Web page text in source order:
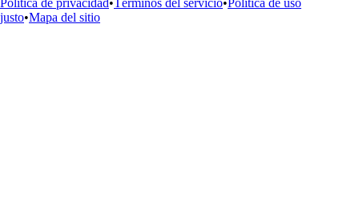
Política de privacidad•Términos del servicio•Política de uso
justo•Mapa del sitio